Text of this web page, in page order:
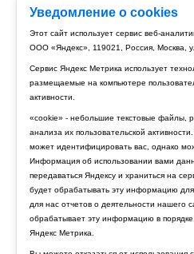
Уведомление о cookies
Этот сайт использует сервис веб-
ООО «Яндекс», 119021, Россия, Москва,
Сервис Яндекс Метрика использует
размещаемые на компьютере
активности.
«cookie» - небольшие текстовые файлы,
анализа их пользовательской
может идентифицировать вас, однако
Информация об использовании вами
передаваться Яндексу и храниться на
будет обрабатывать эту информацию
для нас отчетов о деятельности нашего
обрабатывает эту информацию в
Яндекс Метрика.